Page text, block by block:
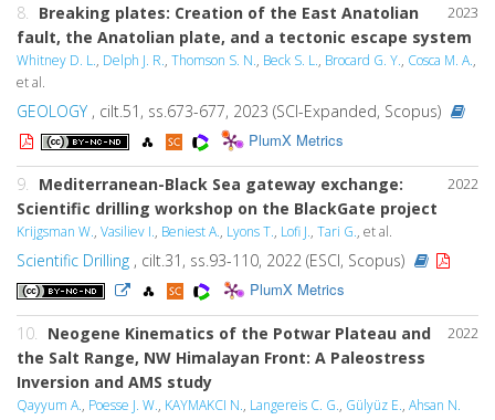
2023
8. Breaking plates: Creation of the East Anatolian
fault, the Anatolian plate, and a tectonic escape system
Whitney D. L., Delph J. R., Thomson S. N., Beck S. L., Brocard G. Y., Cosca M. A.,
et al.
GEOLOGY , cilt.51, ss.673-677, 2023 (SCI-Expanded, Scopus)
PlumX Metrics
2022
9. Mediterranean-Black Sea gateway exchange:
Scientific drilling workshop on the BlackGate project
Krijgsman W., Vasiliev I., Beniest A., Lyons T., Lofi J., Tari G., et al.
Scientific Drilling , cilt.31, ss.93-110, 2022 (ESCI, Scopus)
PlumX Metrics
2022
10. Neogene Kinematics of the Potwar Plateau and
the Salt Range, NW Himalayan Front: A Paleostress
Inversion and AMS study
Qayyum A., Poesse J. W., KAYMAKCI N., Langereis C. G., Gülyüz E., Ahsan N.